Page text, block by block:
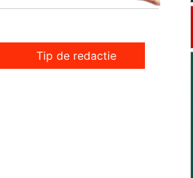
Tip de redactie